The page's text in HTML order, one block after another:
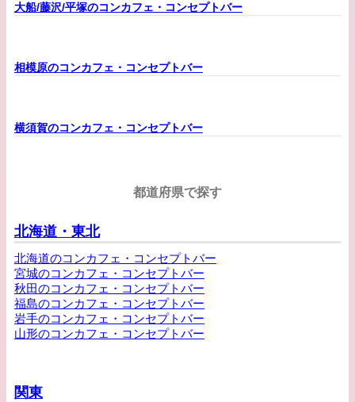
大船/藤沢/平塚のコンカフェ・コンセプトバー
相模原のコンカフェ・コンセプトバー
横須賀のコンカフェ・コンセプトバー
都道府県で探す
北海道・東北
北海道のコンカフェ・コンセプトバー
宮城のコンカフェ・コンセプトバー
秋田のコンカフェ・コンセプトバー
福島のコンカフェ・コンセプトバー
岩手のコンカフェ・コンセプトバー
山形のコンカフェ・コンセプトバー
関東